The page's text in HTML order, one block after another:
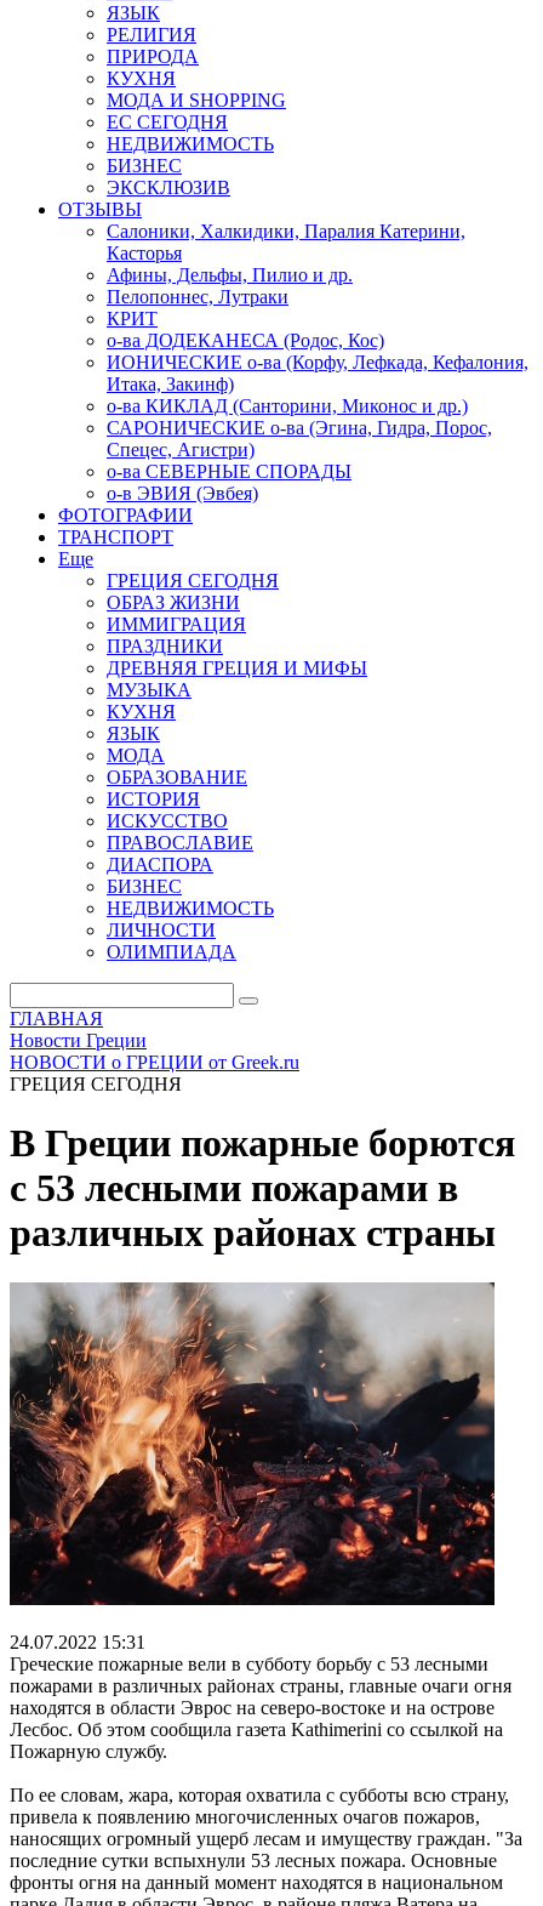
ЯЗЫК
РЕЛИГИЯ
ПРИРОДА
КУХНЯ
МОДА И SHOPPING
ЕС СЕГОДНЯ
НЕДВИЖИМОСТЬ
БИЗНЕС
ЭКСКЛЮЗИВ
ОТЗЫВЫ
Салоники, Халкидики, Паралия Катерини,
Касторья
Афины, Дельфы, Пилио и др.
Пелопоннес, Лутраки
КРИТ
о-ва ДОДЕКАНЕСА (Родос, Кос)
ИОНИЧЕСКИЕ о-ва (Корфу, Лефкада, Кефалония,
Итака, Закинф)
о-ва КИКЛАД (Санторини, Миконос и др.)
САРОНИЧЕСКИЕ о-ва (Эгина, Гидра, Порос,
Спецес, Агистри)
о-ва СЕВЕРНЫЕ СПОРАДЫ
о-в ЭВИЯ (Эвбея)
ФОТОГРАФИИ
ТРАНСПОРТ
Еще
ГРЕЦИЯ СЕГОДНЯ
ОБРАЗ ЖИЗНИ
ИММИГРАЦИЯ
ПРАЗДНИКИ
ДРЕВНЯЯ ГРЕЦИЯ И МИФЫ
МУЗЫКА
КУХНЯ
ЯЗЫК
МОДА
ОБРАЗОВАНИЕ
ИСТОРИЯ
ИСКУССТВО
ПРАВОСЛАВИЕ
ДИАСПОРА
БИЗНЕС
НЕДВИЖИМОСТЬ
ЛИЧНОСТИ
ОЛИМПИАДА
ГЛАВНАЯ
Новости Греции
НОВОСТИ о ГРЕЦИИ от Greek.ru
ГРЕЦИЯ СЕГОДНЯ
В Греции пожарные борются
с 53 лесными пожарами в
различных районах страны
24.07.2022 15:31
Греческие пожарные вели в субботу борьбу с 53 лесными
пожарами в различных районах страны, главные очаги огня
находятся в области Эврос на северо-востоке и на острове
Лесбос. Об этом сообщила газета Kathimerini со ссылкой на
Пожарную службу.
По ее словам, жара, которая охватила с субботы всю страну,
привела к появлению многочисленных очагов пожаров,
наносящих огромный ущерб лесам и имуществу граждан. "За
последние сутки вспыхнули 53 лесных пожара. Основные
фронты огня на данный момент находятся в национальном